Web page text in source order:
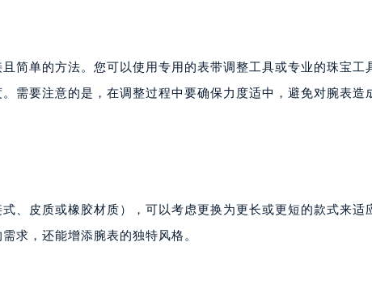
简单的方法。您可以使用专用的表带调整工具或专业的珠宝工
需要注意的是，在调整过程中要确保力度适中，避免对腕表造
、皮质或橡胶材质），可以考虑更换为更长或更短的款式来适
求，还能增添腕表的独特风格。